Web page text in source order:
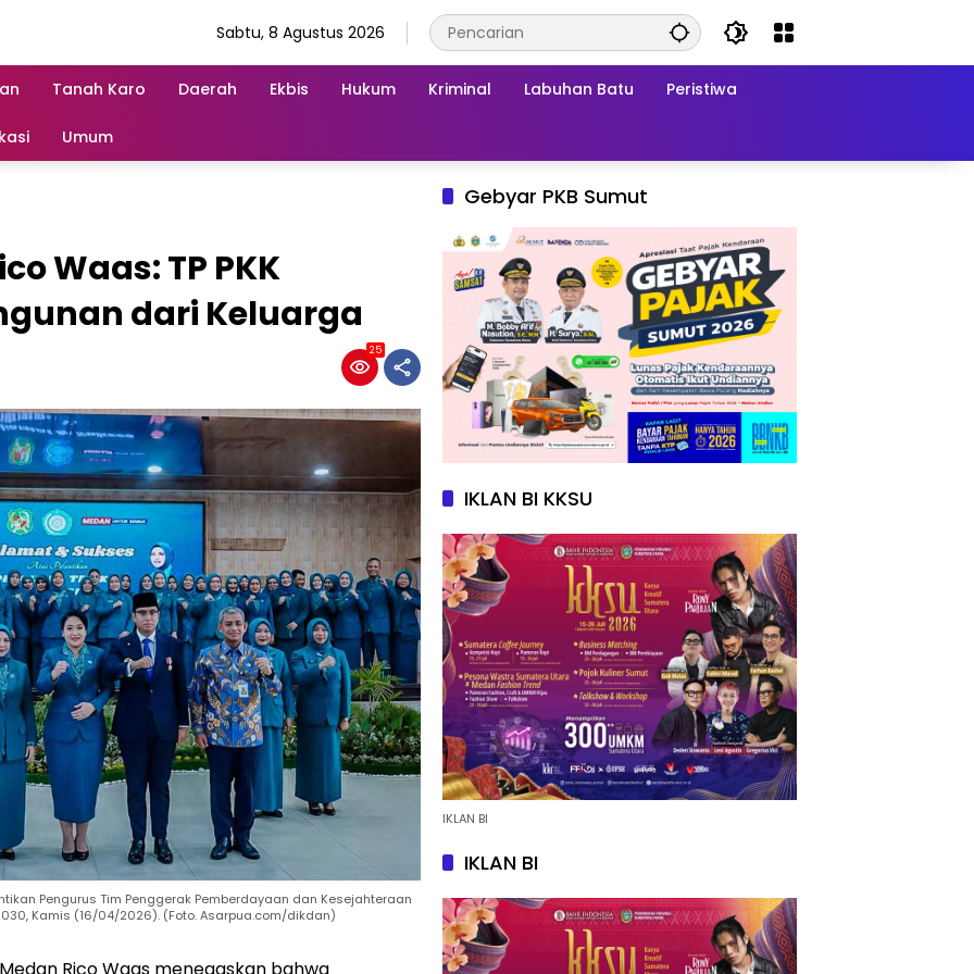
Sabtu, 8 Agustus 2026
Tanah Karo Daerah Ekbis Hukum Kriminal Labuhan Batu Peristiwa
Umum
Waas: TP PKK
dari Keluarga
25
Pengurus Tim Penggerak Pemberdayaan dan Kesejahteraan
Kamis (16/04/2026). (Foto. Asarpua.com/dikdan)
Gebyar PKB Sumut
IKLAN BI KKSU
IKLAN BI
IKLAN BI